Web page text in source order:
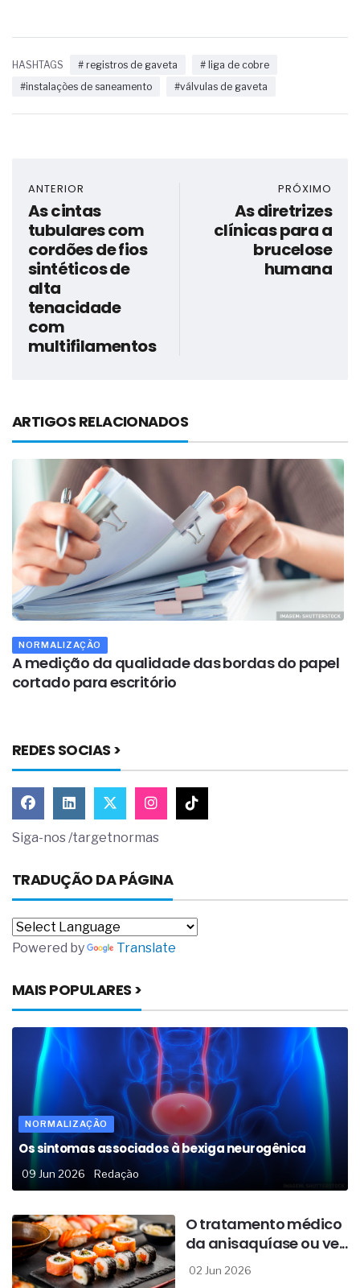
HASHTAGS # registros de gaveta
# liga de cobre
#instalações de saneamento
#válvulas de gaveta
ANTERIOR
As cintas
tubulares com
cordões de fios
sintéticos de
alta
tenacidade
com
multifilamentos
PRÓXIMO
As diretrizes
clínicas para a
brucelose
humana
ARTIGOS RELACIONADOS
NORMALIZAÇÃO
A medição da qualidade das bordas do papel
cortado para escritório
REDES SOCIAS >
Siga-nos /targetnormas
TRADUÇÃO DA PÁGINA
Powered by Translate
MAIS POPULARES >
NORMALIZAÇÃO
Os sintomas associados à bexiga neurogênica
09 Jun 2026 Redação
O tratamento médico
da anisaquíase ou ve...
02 Jun 2026